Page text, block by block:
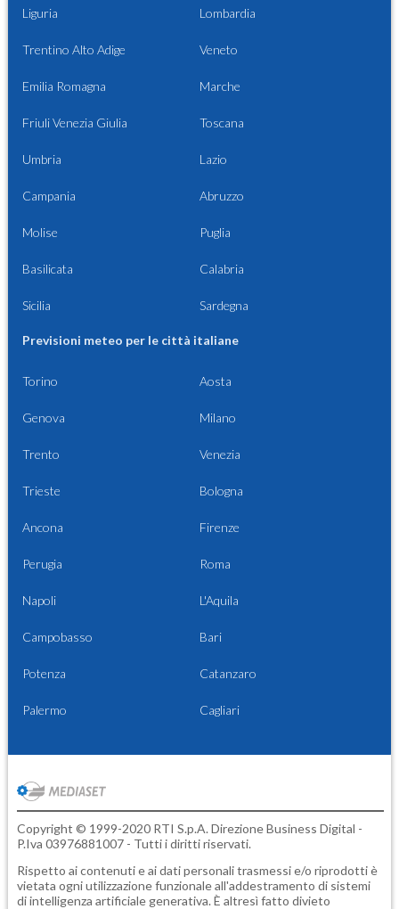
Liguria Lombardia
Trentino Alto Adige Veneto
Emilia Romagna Marche
Friuli Venezia Giulia Toscana
Umbria Lazio
Campania Abruzzo
Molise Puglia
Basilicata Calabria
Sicilia Sardegna
Previsioni meteo per le città italiane
Torino Aosta
Genova Milano
Trento Venezia
Trieste Bologna
Ancona Firenze
Perugia Roma
Napoli L'Aquila
Campobasso Bari
Potenza Catanzaro
Palermo Cagliari
Copyright © 1999-2020 RTI S.p.A. Direzione Business Digital -
P.Iva 03976881007 - Tutti i diritti riservati.
Rispetto ai contenuti e ai dati personali trasmessi e/o riprodotti è
vietata ogni utilizzazione funzionale all'addestramento di sistemi
di intelligenza artificiale generativa. È altresì fatto divieto